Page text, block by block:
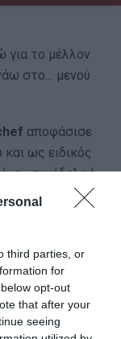
third parties, or
for
opt-out
that after your
seeing
για το μέλλον
στο… μενού
αποφάσισε
ως ειδικός
συνάδελφό
για να
με